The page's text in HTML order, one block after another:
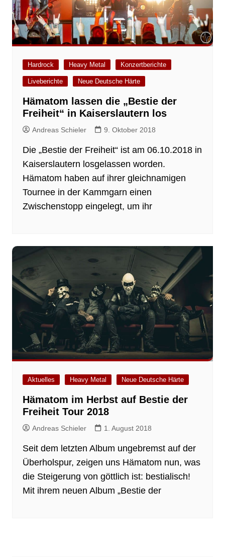
Hardrock Heavy Metal Konzertberichte
Liveberichte Neue Deutsche Härte
Hämatom lassen die „Bestie der
Freiheit“ in Kaiserslautern los
Andreas Schieler 9. Oktober 2018
Die „Bestie der Freiheit“ ist am 06.10.2018 in
Kaiserslautern losgelassen worden.
Hämatom haben auf ihrer gleichnamigen
Tournee in der Kammgarn einen
Zwischenstopp eingelegt, um ihr
Aktuelles Heavy Metal Neue Deutsche Härte
Hämatom im Herbst auf Bestie der
Freiheit Tour 2018
Andreas Schieler 1. August 2018
Seit dem letzten Album ungebremst auf der
Überholspur, zeigen uns Hämatom nun, was
die Steigerung von göttlich ist: bestialisch!
Mit ihrem neuen Album „Bestie der